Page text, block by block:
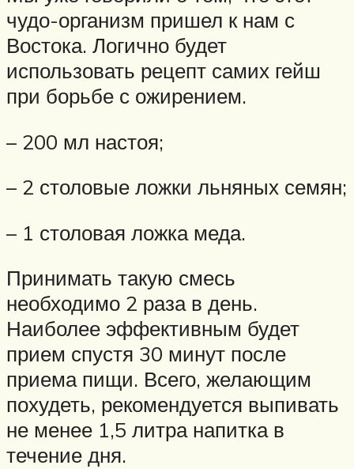
чудо-организм пришел к нам с
Востока. Логично будет
использовать рецепт самих гейш
при борьбе с ожирением.
– 200 мл настоя;
– 2 столовые ложки льняных семян;
– 1 столовая ложка меда.
Принимать такую смесь
необходимо 2 раза в день.
Наиболее эффективным будет
прием спустя 30 минут после
приема пищи. Всего, желающим
похудеть, рекомендуется выпивать
не менее 1,5 литра напитка в
течение дня.